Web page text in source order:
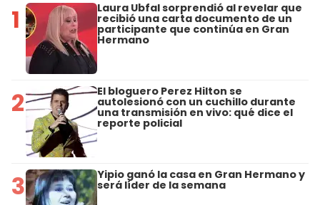
1 Laura Ubfal sorprendió al revelar que
recibió una carta documento de un
participante que continúa en Gran
Hermano
2 El bloguero Perez Hilton se
autolesionó con un cuchillo durante
una transmisión en vivo: qué dice el
reporte policial
3 Yipio ganó la casa en Gran Hermano y
será líder de la semana